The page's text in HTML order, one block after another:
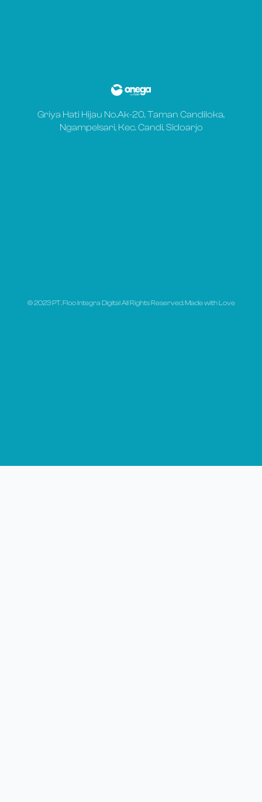
Griya Hati Hijau No.Ak-20, Taman Candiloka,
Ngampelsari, Kec. Candi, Sidoarjo
© 2023 PT. Floo Integra Digital All Rights Reserved. Made with Love